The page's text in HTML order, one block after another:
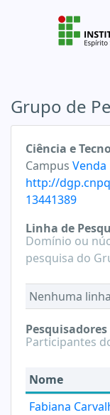
Grupo de
Ciência e
Campus
http://
13441389
Linha de
Domínio ou
pesquisa do
Nenhuma
Pesquisadores
Participantes
Nome
Fabiana